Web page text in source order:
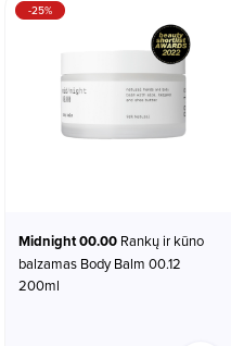
Midnight 00.00
balzamas Body Balm 00.12
200ml
-25%